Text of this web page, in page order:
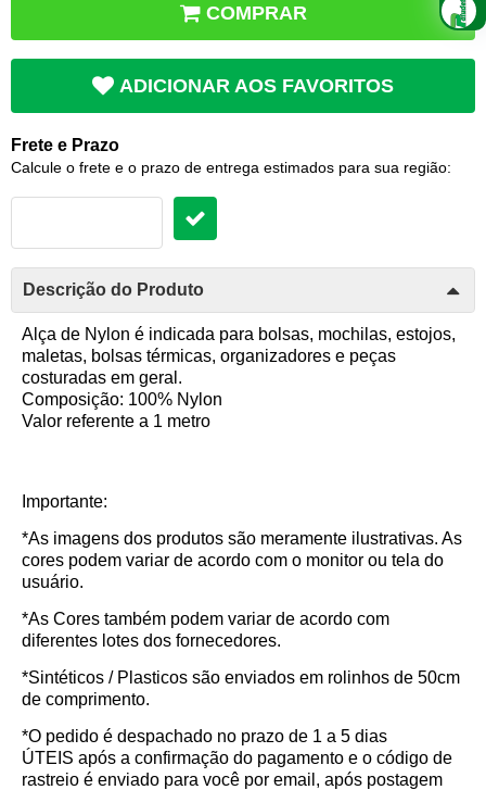
COMPRAR
ADICIONAR AOS FAVORITOS
Frete e Prazo
Calcule o frete e o prazo de entrega estimados para sua região:
Descrição do Produto
Alça de Nylon é indicada para bolsas, mochilas, estojos,
maletas, bolsas térmicas, organizadores e peças
costuradas em geral.
Composição: 100% Nylon
Valor referente a 1 metro
Importante:
*As imagens dos produtos são meramente ilustrativas. As
cores podem variar de acordo com o monitor ou tela do
usuário.
*As Cores também podem variar de acordo com
diferentes lotes dos fornecedores.
*Sintéticos / Plasticos são enviados em rolinhos de 50cm
de comprimento.
*O pedido é despachado no prazo de 1 a 5 dias
ÚTEIS após a confirmação do pagamento e o código de
rastreio é enviado para você por email, após postagem